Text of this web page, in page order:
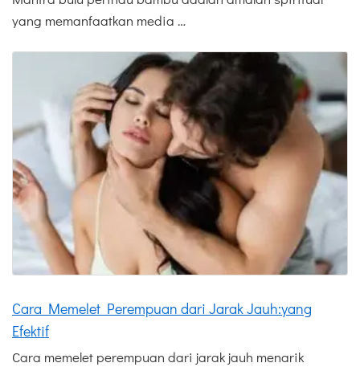
yang memanfaatkan media …
Cara Memelet Perempuan dari Jarak Jauh:yang
Efektif
Cara memelet perempuan dari jarak jauh menarik